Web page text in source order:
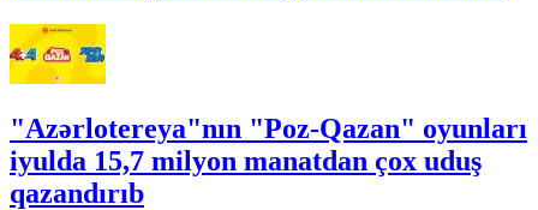
"Azərlotereya"nın "Poz-Qazan" oyunları
iyulda 15,7 milyon manatdan çox uduş
qazandırıb